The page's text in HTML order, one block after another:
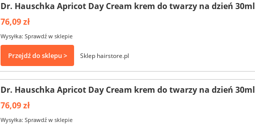
Dr. Hauschka Apricot Day Cream krem do twarzy na dzień 30ml
76,09 zł
Wysyłka: Sprawdź w sklepie
Przejdź do sklepu > Sklep hairstore.pl
Dr. Hauschka Apricot Day Cream krem do twarzy na dzień 30ml
76,09 zł
Wysyłka: Sprawdź w sklepie